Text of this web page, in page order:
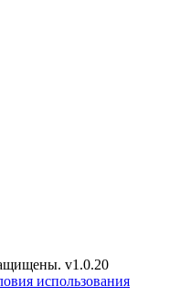
v1.0.20
использования